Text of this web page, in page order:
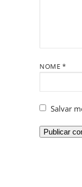
NOME *
Salvar